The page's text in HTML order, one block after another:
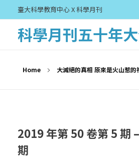
臺大科學教育中心 X 科學月刊
科學月刊五十年
Home 大滅絕的真相 原來是火山惹的
2019 年第 50 卷第 5 期
期